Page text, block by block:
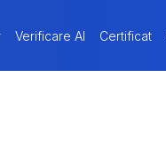
Verificare AI Certificat